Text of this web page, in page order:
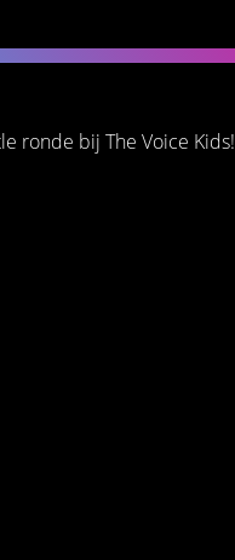
ronde bij The Voice Kids!